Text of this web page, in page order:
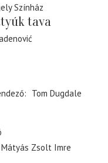
Színház
tava
Tom Dugdale
Mátyás Zsolt Imre